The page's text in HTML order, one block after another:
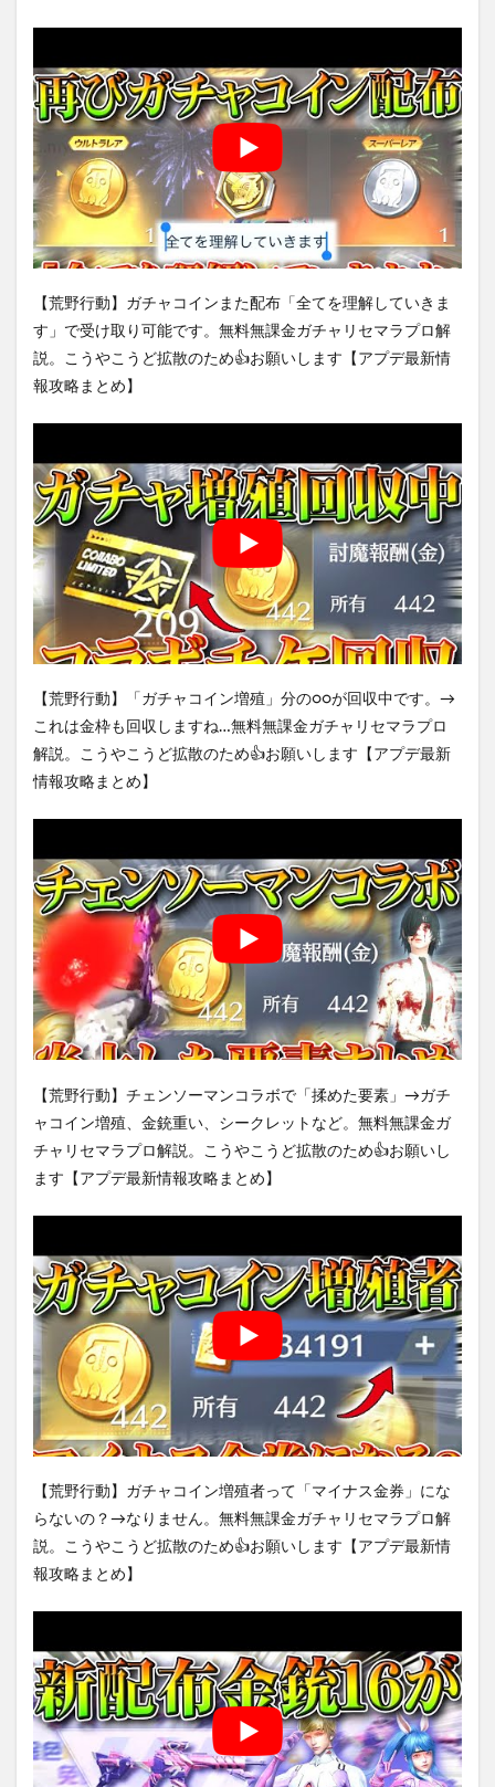
【荒野行動】ガチャコインまた配布「全てを理解していきま
す」で受け取り可能です。無料無課金ガチャリセマラプロ解
説。こうやこうど拡散のため👍お願いします【アプデ最新情
報攻略まとめ】
【荒野行動】「ガチャコイン増殖」分の○○が回収中です。→
これは金枠も回収しますね…無料無課金ガチャリセマラプロ
解説。こうやこうど拡散のため👍お願いします【アプデ最新
情報攻略まとめ】
【荒野行動】チェンソーマンコラボで「揉めた要素」→ガチ
ャコイン増殖、金銃重い、シークレットなど。無料無課金ガ
チャリセマラプロ解説。こうやこうど拡散のため👍お願いし
ます【アプデ最新情報攻略まとめ】
【荒野行動】ガチャコイン増殖者って「マイナス金券」にな
らないの？→なりません。無料無課金ガチャリセマラプロ解
説。こうやこうど拡散のため👍お願いします【アプデ最新情
報攻略まとめ】